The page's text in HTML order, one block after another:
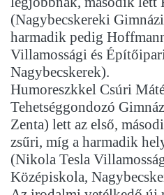
(Nagybecskereki
harmadik pedig
Villamossági és
Nagybecskerek).
Humoreszkkel Csúri
Tehetséggondozó
Zenta) lett az első,
zsűri, míg a harmadik
(Nikola Tesla
Középiskola,